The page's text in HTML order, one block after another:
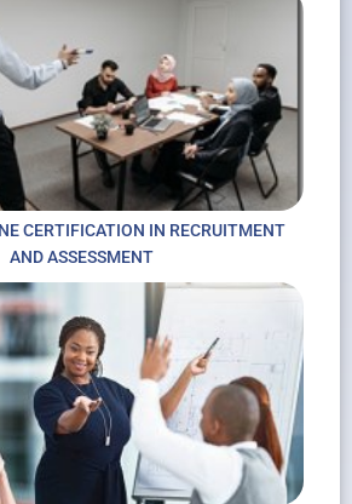
CERTIFICATION IN RECRUITMENT
AND ASSESSMENT